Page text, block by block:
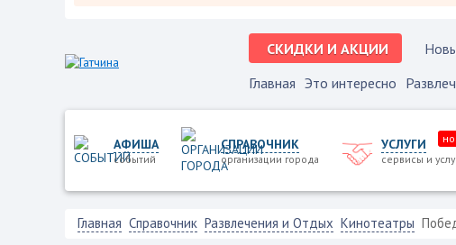
СКИДКИ И АКЦИИ
Главная Это интересно
АФИША
событий
СПРАВОЧНИК
организации города
УСЛУГИ
сервисы и
Главная Справочник Развлечения и Отдых Кинотеатры